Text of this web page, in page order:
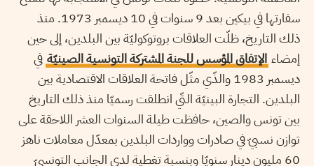
سفارتها في بيكين بعد 9 سنوات في 10 ديسمبر 1973. منذ
ذلك التاريخ، ظلّت العلاقات بروتوكوليّة بين البلدين، إلى حين
إمضاء الإتفاق المؤسس للجنة المشتركة التونسية الصينيّة في
ديسمبر 1983 والذّي مثّل فاتحة العلاقات الاقتصادية بين
البلدين. التجارة البينيّة التّي انطلقت رسميّا منذ ذلك التاريخ
بين تونس والصين، حافظت طيلة السنوات العشر اللاحقة على
توازن نسبيّ في صادرات وواردات البلدين بمعدّل معاملات ناهز
60 مليون دينار سنويّا وبنسبة تغطية لدى الجانب التونسيّ